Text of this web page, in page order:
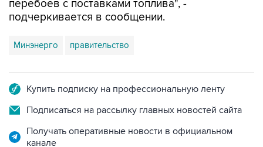
Минэнерго правительство
Подписаться на рассылку главных новостей сайта
Получать оперативные новости в официальном
канале